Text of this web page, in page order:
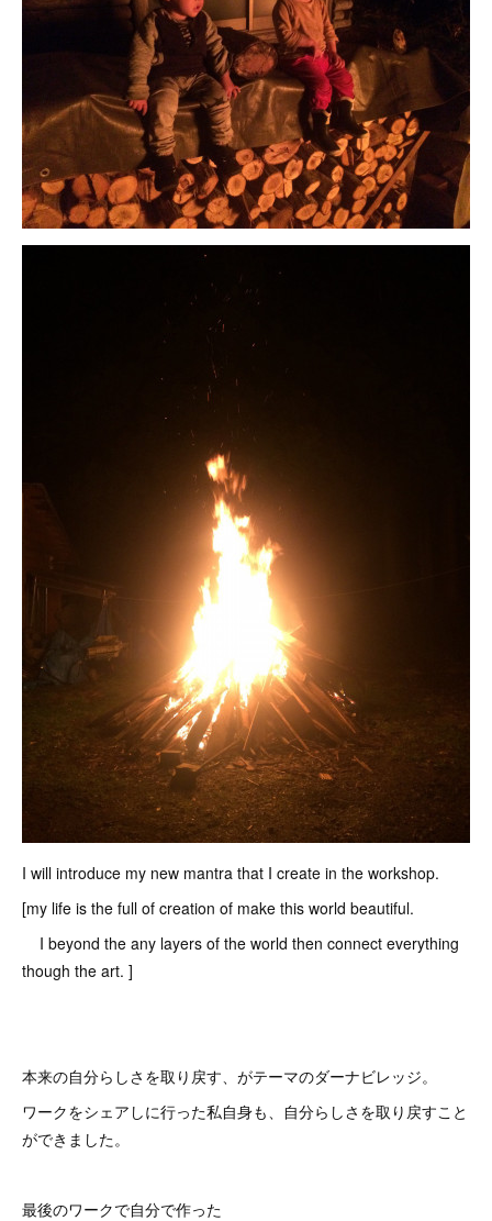
I will introduce my new mantra that I create in the workshop.
[my life is the full of creation of make this world beautiful.
I beyond the any layers of the world then connect everything
though the art. ]
本来の自分らしさを取り戻す、がテーマのダーナビレッジ。
ワークをシェアしに行った私自身も、自分らしさを取り戻すこと
ができました。
最後のワークで自分で作った